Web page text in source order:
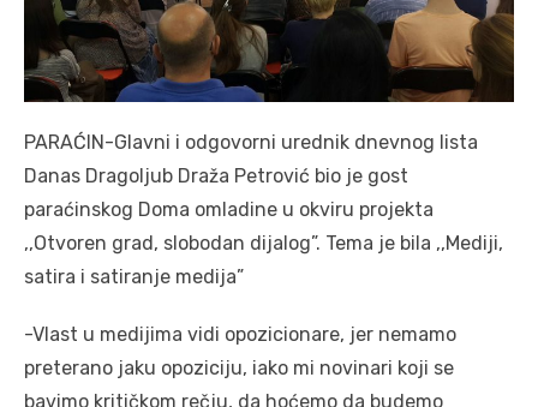
PARAĆIN-Glavni i odgovorni urednik dnevnog lista
Danas Dragoljub Draža Petrović bio je gost
paraćinskog Doma omladine u okviru projekta
,,Otvoren grad, slobodan dijalog”. Tema je bila ,,Mediji,
satira i satiranje medija”
-Vlast u medijima vidi opozicionare, jer nemamo
preterano jaku opoziciju, iako mi novinari koji se
bavimo kritičkom rečju, da hoćemo da budemo